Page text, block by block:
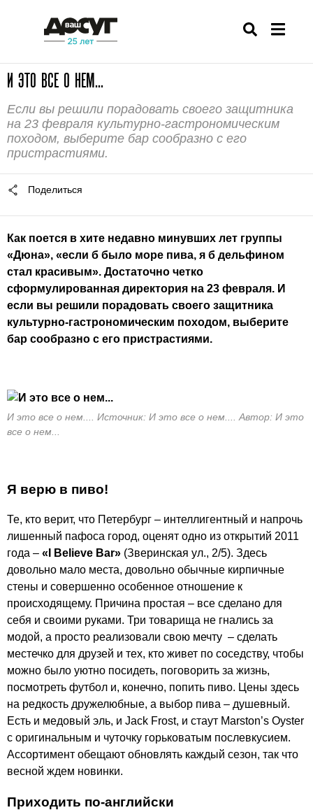
И ЭТО ВСЕ О НЕМ...
Если вы решили порадовать своего защитника
на 23 февраля культурно-гастрономическим
походом, выберите бар сообразно с его
пристрастиями.
Поделиться
Как поется в хите недавно минувших лет группы
«Дюна», «если б было море пива, я б дельфином
стал красивым». Достаточно четко
сформулированная директория на 23 февраля. И
если вы решили порадовать своего защитника
культурно-гастрономическим походом, выберите
бар сообразно с его пристрастиями.
И это все о нем.... Источник: И это все о нем.... Автор: И это
все о нем...
Я верю в пиво!
Те, кто верит, что Петербург – интеллигентный и напрочь
лишенный пафоса город, оценят одно из открытий 2011
года – «I Believe Bar» (Зверинская ул., 2/5). Здесь
довольно мало места, довольно обычные кирпичные
стены и совершенно особенное отношение к
происходящему. Причина простая – все сделано для
себя и своими руками. Три товарища не гнались за
модой, а просто реализовали свою мечту – сделать
местечко для друзей и тех, кто живет по соседству, чтобы
можно было уютно посидеть, поговорить за жизнь,
посмотреть футбол и, конечно, попить пиво. Цены здесь
на редкость дружелюбные, а выбор пива – душевный.
Есть и медовый эль, и Jack Frost, и стаут Marston’s Oyster
с оригинальным и чуточку горьковатым послевкусием.
Ассортимент обещают обновлять каждый сезон, так что
весной ждем новинки.
Приходить по-английски